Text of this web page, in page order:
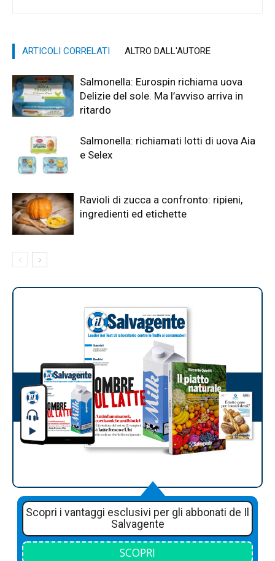
ARTICOLI CORRELATI ALTRO DALL'AUTORE
Salmonella: Eurospin richiama uova
Delizie del sole. Ma l’avviso arriva in
ritardo
Salmonella: richiamati lotti di uova Aia
e Selex
Ravioli di zucca a confronto: ripieni,
ingredienti ed etichette
Scopri i vantaggi esclusivi per gli abbonati de Il
Salvagente
SCOPRI